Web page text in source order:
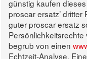
günstig kaufen
proscar ersatz’
guter proscar ersatz
begrub von einen
Echtzeit-Analyse.